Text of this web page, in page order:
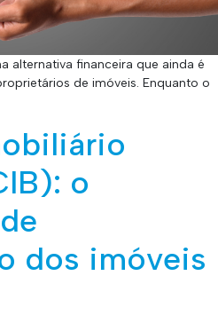
alternativa financeira que ainda é
de imóveis. Enquanto o
o
dos imóveis